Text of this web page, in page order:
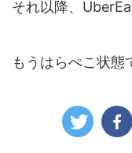
それ以降、
もうはらぺこ状態